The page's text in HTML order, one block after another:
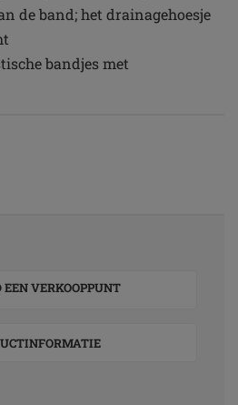
de band; het drainagehoesje
bandjes met
VERKOOPPUNT